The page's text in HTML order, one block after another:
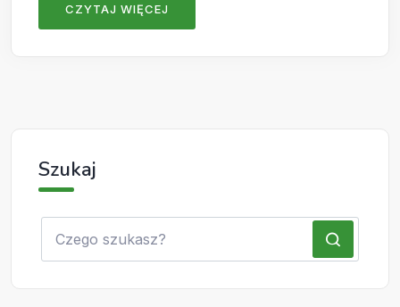
CZYTAJ WIĘCEJ
Szukaj